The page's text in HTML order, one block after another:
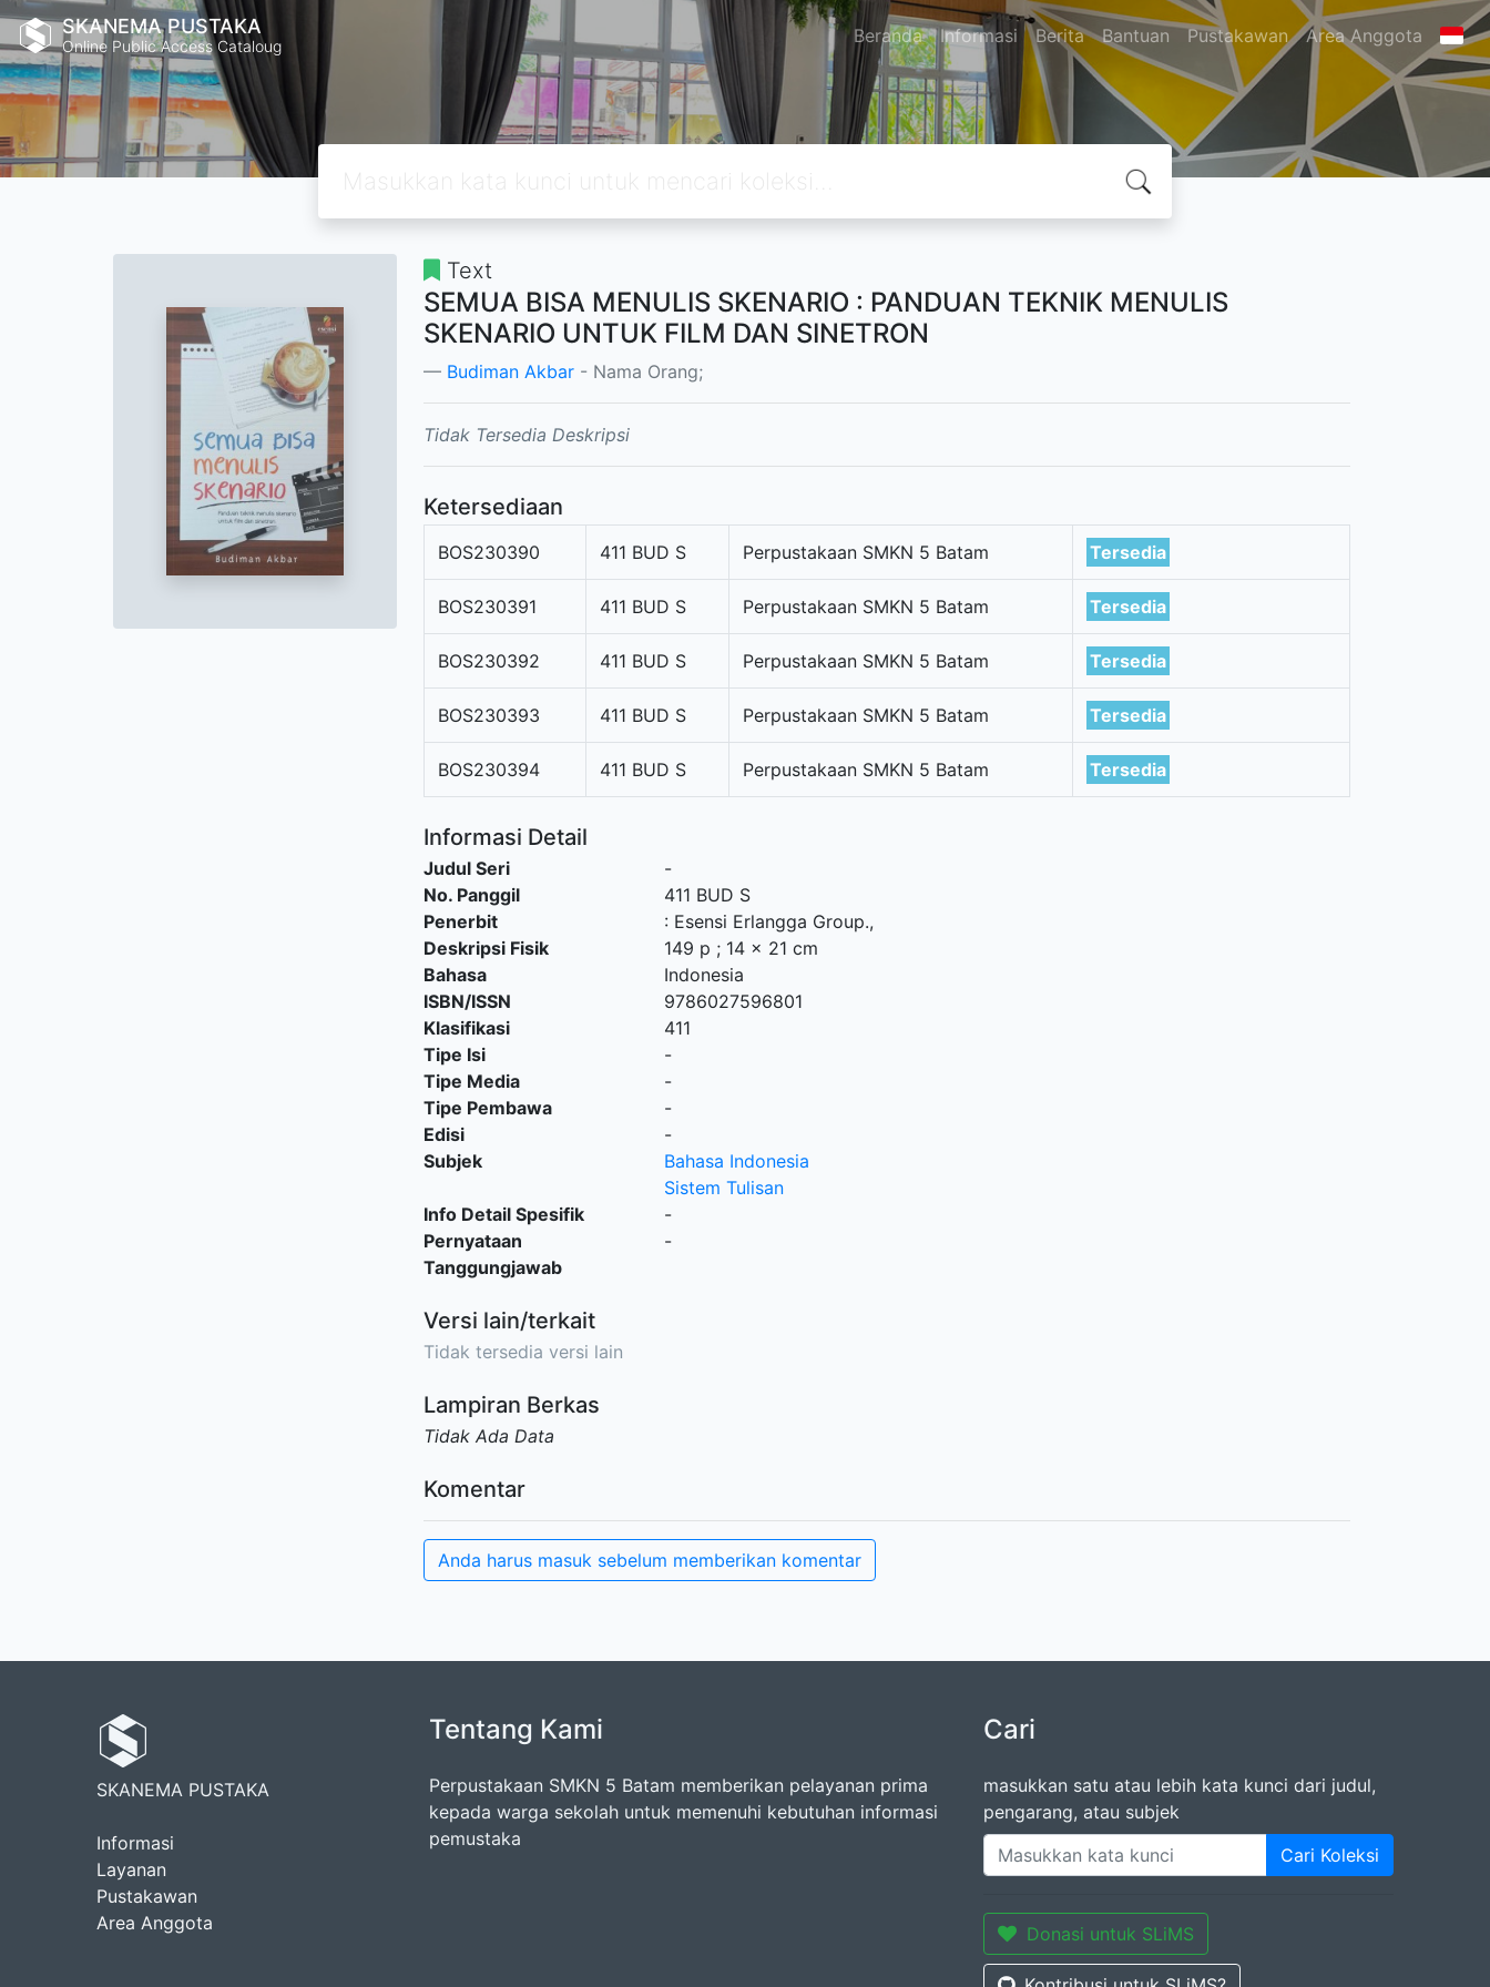
SKANEMA PUSTAKA
Online Public Access Cataloug Beranda Informasi Berita Bantuan Pustakawan Area Anggota
Text
SEMUA BISA MENULIS SKENARIO : PANDUAN TEKNIK MENULIS
SKENARIO UNTUK FILM DAN SINETRON
Budiman Akbar - Nama Orang;
Tidak Tersedia Deskripsi
Ketersediaan
BOS230390 411 BUD S Perpustakaan SMKN 5 Batam Tersedia
BOS230391 411 BUD S Perpustakaan SMKN 5 Batam Tersedia
BOS230392 411 BUD S Perpustakaan SMKN 5 Batam Tersedia
BOS230393 411 BUD S Perpustakaan SMKN 5 Batam Tersedia
BOS230394 411 BUD S Perpustakaan SMKN 5 Batam Tersedia
Informasi Detail
Judul Seri
-
No. Panggil
411 BUD S
Penerbit
: Esensi Erlangga Group.,
Deskripsi Fisik
149 p ; 14 x 21 cm
Bahasa
Indonesia
ISBN/ISSN
9786027596801
Klasifikasi
411
Tipe Isi
-
Tipe Media
-
Tipe Pembawa
-
Edisi
-
Subjek
Bahasa Indonesia
Sistem Tulisan
Info Detail Spesifik
-
Pernyataan
Tanggungjawab
-
Versi lain/terkait
Tidak tersedia versi lain
Lampiran Berkas
Tidak Ada Data
Komentar
Anda harus masuk sebelum memberikan komentar
SKANEMA PUSTAKA
Informasi
Layanan
Pustakawan
Area Anggota
Tentang Kami
Perpustakaan SMKN 5 Batam memberikan pelayanan prima
kepada warga sekolah untuk memenuhi kebutuhan informasi
pemustaka
Cari
masukkan satu atau lebih kata kunci dari judul,
pengarang, atau subjek
Cari Koleksi
Donasi untuk SLiMS